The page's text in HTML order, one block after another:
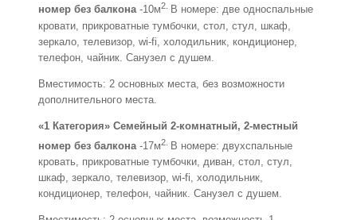
номер без балкона -10м2. В номере: две односпальные
кровати, прикроватные тумбочки, стол, стул, шкаф,
зеркало, телевизор, wi-fi, холодильник, кондиционер,
телефон, чайник. Санузел с душем.
Вместимость: 2 основных места, без возможности
дополнительного места.
«1 Категория» Семейный 2-комнатный, 2-местный
номер без балкона -17м2.
В номере: двухспальные
кровать, прикроватные тумбочки, диван, стол, стул,
шкаф, зеркало, телевизор, wi-fi, холодильник,
кондиционер, телефон, чайник. Санузел с душем.